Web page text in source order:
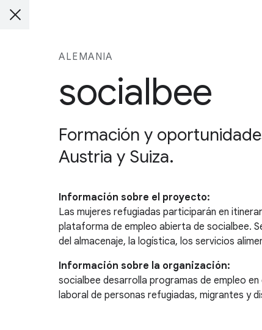
ALEMANIA
socialbee
Formación y
Austria y Suiza.
Información sobre el proyecto:
Las mujeres refugiadas participarán en
plataforma de empleo abierta de socialbee.
del almacenaje, la logística, los servicios
Información sobre la organización:
socialbee desarrolla programas de empleo
laboral de personas refugiadas, migrantes y